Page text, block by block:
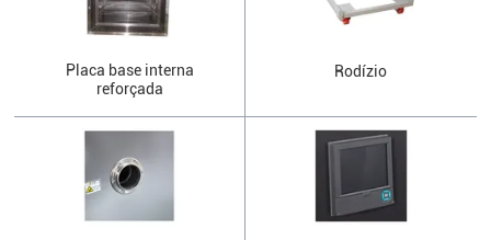
Placa base interna
reforçada
Rodízio